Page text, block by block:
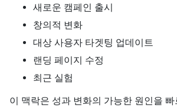
새로운 캠페인 출시
창의적 변화
대상 사용자 타겟팅 업데이트
랜딩 페이지 수정
최근 실험
이 맥락은 성과 변화의 가능한 원인을